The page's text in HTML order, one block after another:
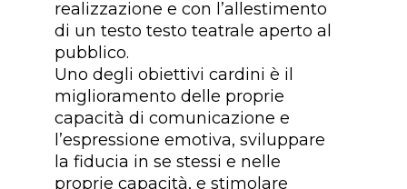
realizzazione e con l’allestimento
di un testo testo teatrale aperto al
pubblico.
Uno degli obiettivi cardini è il
miglioramento delle proprie
capacità di comunicazione e
l’espressione emotiva, sviluppare
la fiducia in se stessi e nelle
proprie capacità, e stimolare